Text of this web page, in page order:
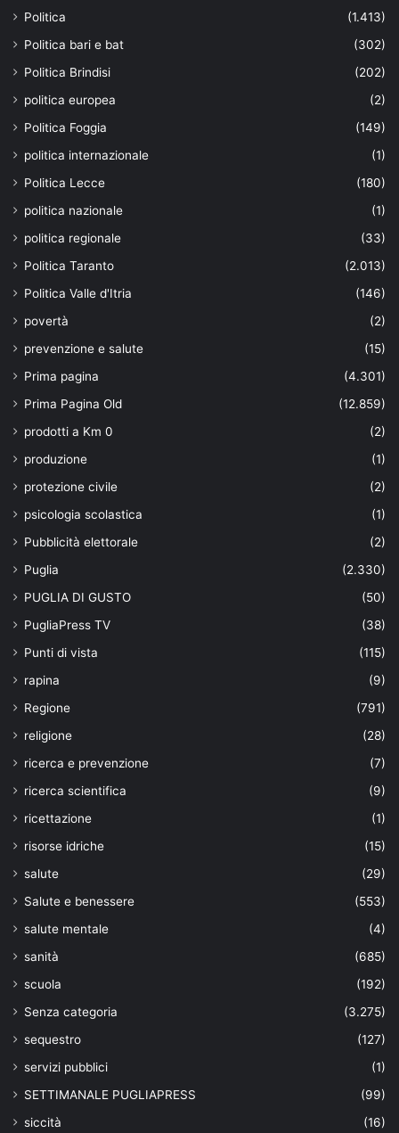
Politica
(1.413)
Politica bari e bat
(302)
Politica Brindisi
(202)
politica europea
(2)
Politica Foggia
(149)
politica internazionale
(1)
Politica Lecce
(180)
politica nazionale
(1)
politica regionale
(33)
Politica Taranto
(2.013)
Politica Valle d'Itria
(146)
povertà
(2)
prevenzione e salute
(15)
Prima pagina
(4.301)
Prima Pagina Old
(12.859)
prodotti a Km 0
(2)
produzione
(1)
protezione civile
(2)
psicologia scolastica
(1)
Pubblicità elettorale
(2)
Puglia
(2.330)
PUGLIA DI GUSTO
(50)
PugliaPress TV
(38)
Punti di vista
(115)
rapina
(9)
Regione
(791)
religione
(28)
ricerca e prevenzione
(7)
ricerca scientifica
(9)
ricettazione
(1)
risorse idriche
(15)
salute
(29)
Salute e benessere
(553)
salute mentale
(4)
sanità
(685)
scuola
(192)
Senza categoria
(3.275)
sequestro
(127)
servizi pubblici
(1)
SETTIMANALE PUGLIAPRESS
(99)
siccità
(16)